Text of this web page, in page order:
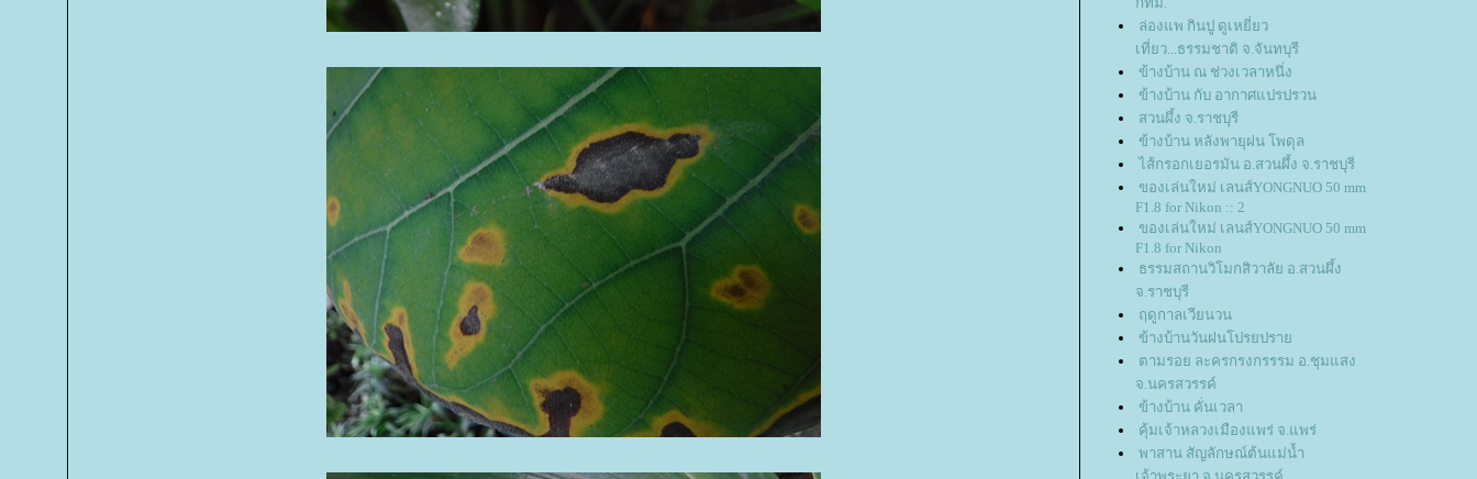
ล่องแพ กินปู ดูเหยี่ยว
เที่ยว...ธรรมชาติ จ.จันทบุรี
ข้างบ้าน ณ ช่วงเวลาหนึ่ง
ข้างบ้าน กับ อากาศแปรปรวน
สวนผึ้ง จ.ราชบุรี
ข้างบ้าน หลังพายุฝน โพดุล
ไส้กรอกเยอรมัน อ.สวนผึ้ง จ.ราชบุรี
ของเล่นใหม่ เลนส์YONGNUO 50 mm
F1.8 for Nikon :: 2
ของเล่นใหม่ เลนส์YONGNUO 50 mm
F1.8 for Nikon
ธรรมสถานวิโมกสิวาลัย อ.สวนผึ้ง
จ.ราชบุรี
ฤดูกาลเวียนวน
ข้างบ้านวันฝนโปรยปรา
ตามรอย ละครกรงกรรรม อ.ชุมแสง
จ.นครสวรรค์
ข้างบ้าน คั่นเวลา
คุ้มเจ้าหลวงเมืองแพร่ จ.แพร่
พาสาน สัญลักษณ์ต้นแม่น้ำ